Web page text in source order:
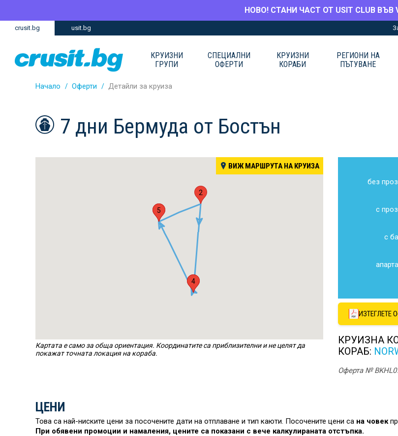
НОВО! СТАНИ ЧАСТ ОТ USIT CLUB ВЪВ
Премини
съдържание
Премини
crusit.bg usit.bg
КРУИЗНИ
ГРУПИ
СПЕЦИАЛНИ
ОФЕРТИ
КРУИЗНИ
КОРАБИ
РЕГИОНИ НА
ПЪТУВАНЕ
Начало Оферти Детайли за круиза
7 дни Бермуда от Бостън
1
2
3
4
5
ВИЖ МАРШРУТА НА КРУИЗА
Картата е само за обща ориентация. Координатите са приблизителни и не целят да
покажат точната локация на кораба.
без
с
с
ИЗТЕГЛЕТЕ
КРУИЗНА
КОРАБ:
Оферта №
ЦЕНИ
Това са най-ниските цени за посочените дати на отплаване и тип каюти. Посочените цени са на човек
При обявени промоции и намаления, цените са показани с вече калкулираната отстъпка.